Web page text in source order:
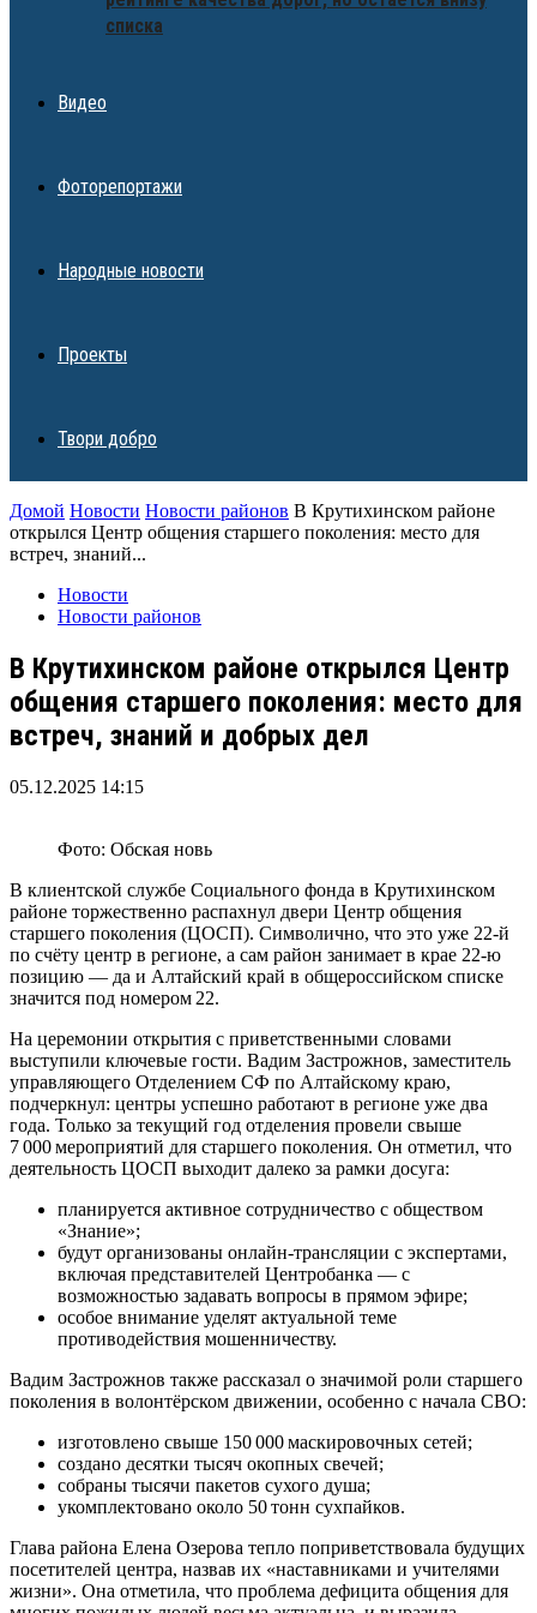
списка
Видео
Фоторепортажи
Народные новости
Проекты
Твори добро
Домой Новости Новости районов В Крутихинском районе
открылся Центр общения старшего поколения: место для
встреч, знаний...
Новости
Новости районов
В Крутихинском районе открылся Центр
общения старшего поколения: место для
встреч, знаний и добрых дел
05.12.2025 14:15
Фото: Обская новь
В клиентской службе Социального фонда в Крутихинском
районе торжественно распахнул двери Центр общения
старшего поколения (ЦОСП). Символично, что это уже 22‑й
по счёту центр в регионе, а сам район занимает в крае 22‑ю
позицию — да и Алтайский край в общероссийском списке
значится под номером 22.
На церемонии открытия с приветственными словами
выступили ключевые гости. Вадим Застрожнов, заместитель
управляющего Отделением СФ по Алтайскому краю,
подчеркнул: центры успешно работают в регионе уже два
года. Только за текущий год отделения провели свыше
7 000 мероприятий для старшего поколения. Он отметил, что
деятельность ЦОСП выходит далеко за рамки досуга:
планируется активное сотрудничество с обществом
«Знание»;
будут организованы онлайн‑трансляции с экспертами,
включая представителей Центробанка — с
возможностью задавать вопросы в прямом эфире;
особое внимание уделят актуальной теме
противодействия мошенничеству.
Вадим Застрожнов также рассказал о значимой роли старшего
поколения в волонтёрском движении, особенно с начала СВО:
изготовлено свыше 150 000 маскировочных сетей;
создано десятки тысяч окопных свечей;
собраны тысячи пакетов сухого душа;
укомплектовано около 50 тонн сухпайков.
Глава района Елена Озерова тепло поприветствовала будущих
посетителей центра, назвав их «наставниками и учителями
жизни». Она отметила, что проблема дефицита общения для